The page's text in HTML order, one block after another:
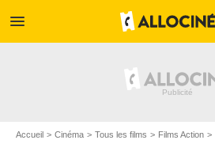
menu
Accueil Cinéma Tous les films Films Action